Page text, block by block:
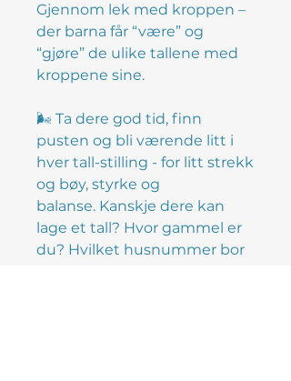
Gjennom lek med kroppen –
der barna får “være” og
“gjøre” de ulike tallene med
kroppene sine.
🌬️ Ta dere god tid, finn
pusten og bli værende litt i
hver tall-stilling - for litt strekk
og bøy, styrke og
balanse. Kanskje dere kan
lage et tall? Hvor gammel er
du? Hvilket husnummer bor